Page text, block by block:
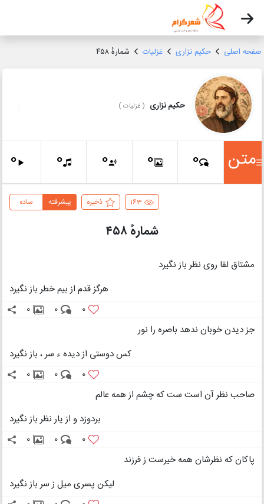
صفحه اصلی حکیم نزاری غزلیات شمارهٔ ۴۵۸
حکیم نزاری (غزلیات)
متن 0
0
0
0
0
163 ذخیره ساده پیشرفته
شمارهٔ ۴۵۸
مشتاق لقا روی نظر باز نگیرد
هرگز قدم از بیم خطر باز نگیرد
0
0
0
جز دیدن خوبان ندهد باصره را نور
کس دوستی از دیده ء سر ، باز نگیرد
0
0
0
صاحب نظر آن است ست که چشم از همه عالم
بردوزد و از یار نظر باز نگیرد
0
0
0
پاکان که نظرشان همه خیرست ز فرزند
لیکن پسری میل ز سر باز نگیرد